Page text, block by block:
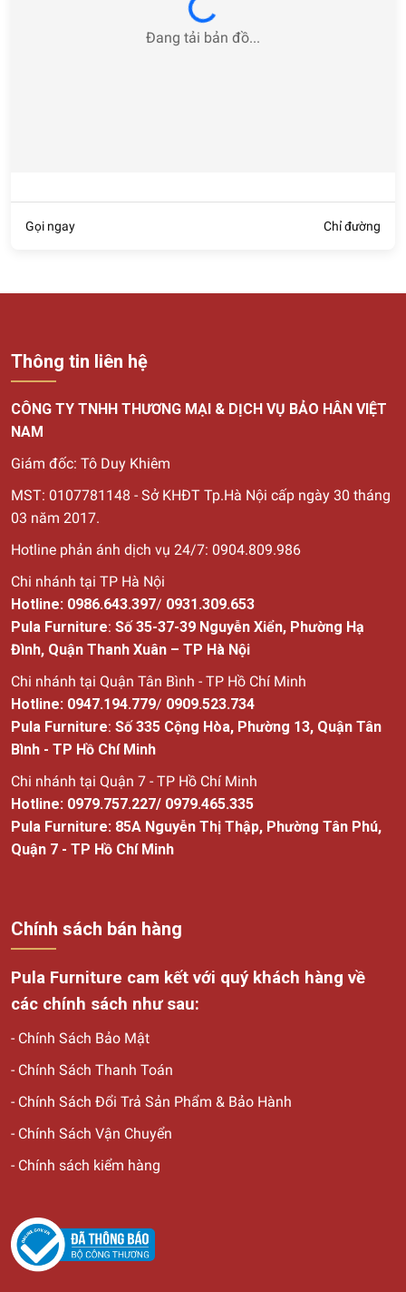
Loading...
Đang tải bản đồ...
Gọi ngay Chỉ đường
Thông tin liên hệ
CÔNG TY TNHH THƯƠNG MẠI & DỊCH VỤ BẢO HÂN VIỆT
NAM
Giám đốc: Tô Duy Khiêm
MST: 0107781148 - Sở KHĐT Tp.Hà Nội cấp ngày 30 tháng
03 năm 2017.
Hotline phản ánh dịch vụ 24/7: 0904.809.986
Chi nhánh tại TP Hà Nội
Hotline: 0986.643.397/ 0931.309.653
Pula Furniture: Số 35-37-39 Nguyễn Xiển, Phường Hạ
Đình, Quận Thanh Xuân – TP Hà Nội
Chi nhánh tại Quận Tân Bình - TP Hồ Chí Minh
Hotline: 0947.194.779/ 0909.523.734
Pula Furniture: Số 335 Cộng Hòa, Phường 13, Quận Tân
Bình - TP Hồ Chí Minh
Chi nhánh tại Quận 7 - TP Hồ Chí Minh
Hotline: 0979.757.227/ 0979.465.335
Pula Furniture: 85A Nguyễn Thị Thập, Phường Tân Phú,
Quận 7 - TP Hồ Chí Minh
Chính sách bán hàng
Pula Furniture cam kết với quý khách hàng về
các chính sách như sau:
- Chính Sách Bảo Mật
- Chính Sách Thanh Toán
- Chính Sách Đổi Trả Sản Phẩm & Bảo Hành
- Chính Sách Vận Chuyển
- Chính sách kiểm hàng